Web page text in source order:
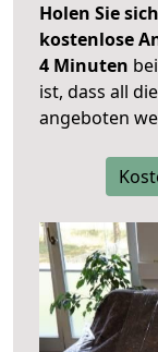
Holen Sie
kostenlose
4 Minuten
ist, dass all
angeboten